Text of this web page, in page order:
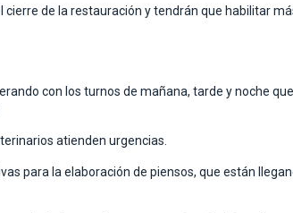
de la restauración y tendrán que habilitar
con los turnos de mañana, tarde y noche
atienden urgencias.
para la elaboración de piensos, que están